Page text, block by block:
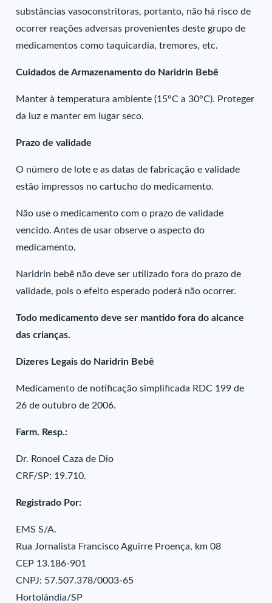
substâncias vasoconstritoras, portanto, não há risco de
ocorrer reações adversas provenientes deste grupo de
medicamentos como taquicardia, tremores, etc.
Cuidados de Armazenamento do Naridrin Bebê
Manter à temperatura ambiente (15°C a 30°C). Proteger
da luz e manter em lugar seco.
Prazo de validade
O número de lote e as datas de fabricação e validade
estão impressos no cartucho do medicamento.
Não use o medicamento com o prazo de validade
vencido. Antes de usar observe o aspecto do
medicamento.
Naridrin bebê não deve ser utilizado fora do prazo de
validade, pois o efeito esperado poderá não ocorrer.
Todo medicamento deve ser mantido fora do alcance
das crianças.
Dizeres Legais do Naridrin Bebê
Medicamento de notificação simplificada RDC 199 de
26 de outubro de 2006.
Farm. Resp.:
Dr. Ronoel Caza de Dio
CRF/SP: 19.710.
Registrado Por:
EMS S/A.
Rua Jornalista Francisco Aguirre Proença, km 08
CEP 13.186-901
CNPJ: 57.507.378/0003-65
Hortolândia/SP